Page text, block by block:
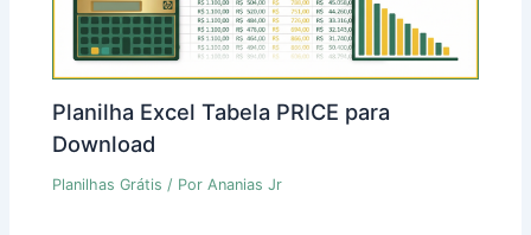
Planilha Excel Tabela PRICE para
Download
Planilhas Grátis / PorAnanias Jr